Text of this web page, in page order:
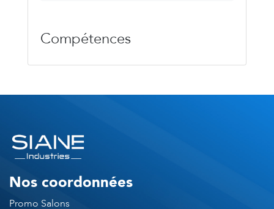
Compétences
Nos coordonnées
Promo Salons